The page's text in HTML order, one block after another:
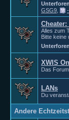
Unterforen
GSG9
Alles zum
Bitte keine
Unterforen
XWIS
Das
LANs
Du
Andere